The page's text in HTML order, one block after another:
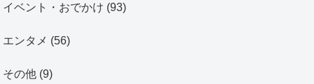
イベント・おでかけ (93)
エンタメ (56)
その他 (9)